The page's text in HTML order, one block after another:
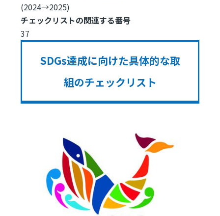
(2024→2025)
チェックリストの関連する番号
37
SDGs達成に向けた具体的な取
組のチェックリスト